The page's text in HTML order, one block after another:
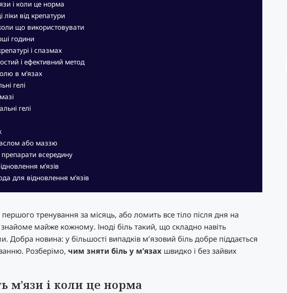
і коли це норма
від крепатури
що використовувати
години
і спазмах
і ефективний метод
в м’язах
гелі
гелі
або маззю
всередину
м’язів
для відновлення м’язів
тренування за місяць, або ломить все тіло після дня на
майже кожному. Іноді біль такий, що складно навіть
Добра новина: у більшості випадків м’язовий біль добре піддається
Розберімо, чим зняти біль у м’язахшвидко і без зайвих
м’язи і коли це норма